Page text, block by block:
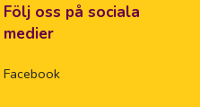
Följ oss på sociala
medier
Facebook